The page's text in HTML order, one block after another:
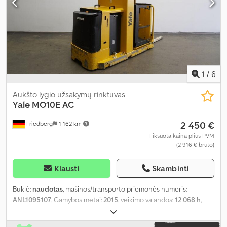
1 / 6
Friedberg 1 162 km
Aukšto lygio užsakymų rinktuvas
Yale MO10E AC
2 450 €
Fiksuota kaina plius PVM
(2 916 € bruto)
Klausti Skambinti
Būklė: naudotas, mašinos/transporto priemonės numeris:
ANL1095107, Gamybos metai:2015, veikimo valandos:12 068 h,
, kėlimo aukštis:
710 mm, apkrovos centras:600 mm, stiebo tipas:simpleksas,